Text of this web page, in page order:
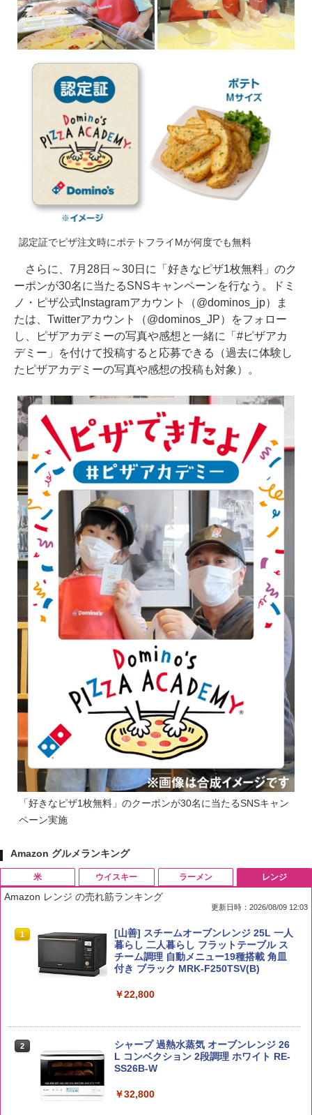
認定証でピザ注文時にポテトフライMが何度でも無料
さらに、7月28日～30日に「好きなピザ1枚無料」のク
ーポンが30名に当たるSNSキャンペーンを行なう。ドミ
ノ・ピザ公式Instagramアカウント（@dominos_jp）ま
たは、Twitterアカウント（@dominos_JP）をフォロー
し、ピザアカデミーの写真や感想と一緒に「#ピザアカ
デミー」を付けて投稿すると応募できる（過去に体験し
たピザアカデミーの写真や感想の投稿も対象）。
「好きなピザ1枚無料」のクーポンが30名に当たるSNSキャン
ペーン実施
Amazon グルメランキング
米
1 by Amazon 国産ブレンド米 精米 5kg
￥2,650
らめき 5kg 令和7年産
￥5,809
ウイスキー
1
ブラックニッカ ニッカ Nikka ウィスキ
ー4000ml ブラックニッカクリア ウヰス
キー 【日本 アサヒ ウィスキー】 大容量
お得 4リットル
￥4,327
2
角瓶 2700ml サントリー ウイスキー ハ
イボール 大容量
ラーメン
1
チキンラーメン どんぶり 85g×12個 日清
食品 インスタント カップ麺
￥1,939
麺 小腹 インスタント アウトドアにも ロ
ーリングストック 大人買い おやつカン
パニー
￥1,288
レンジ
Amazon レンジ の売れ筋ランキング
更新日時：2026/08/09 12:03
1
[山善] スチームオーブンレンジ 25L 一人
暮らし 二人暮らし フラットテーブル ス
チーム調理 自動メニュー19種搭載 角皿
付き ブラック MRK-F250TSV(B)
￥22,800
2
シャープ 過熱水蒸気 オーブンレンジ 26
L コンベクション 2段調理 ホワイト RE-
SS26B-W
￥32,800